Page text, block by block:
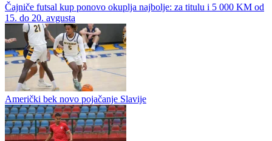
Pripremna: Sloboda Mrkonjić Grad – Omarska 1-2